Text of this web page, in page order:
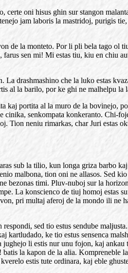
certe oni hisus ghin sur stangon
jam laboris la mastridoj, purigis
la monteto. Por li pli bela tago ol
sen mi! Mi estas tiu, kiu en chiu
drashmashino che la luko estas
al la barilo, por ke ghi ne malhelpu la
kaj portita al la muro de la bovinejo,
senkompata konkeranto. Chi-
Tion neniu rimarkas, char Juri estas
sub la tilio, kun longa griza barbo
malbona, tion oni ne allasos. Sed
timi. Pluv-nuboj sur la
La konscienco de tiuj homoj estas
pri multaj aferoj de la mondo ili ne
sed tio estus sendube
ke tio estus sensenca
li estis nur unu fojon, kaj
la kapon de la alia. Kompreneble
estis tute ordinara, kaj eble